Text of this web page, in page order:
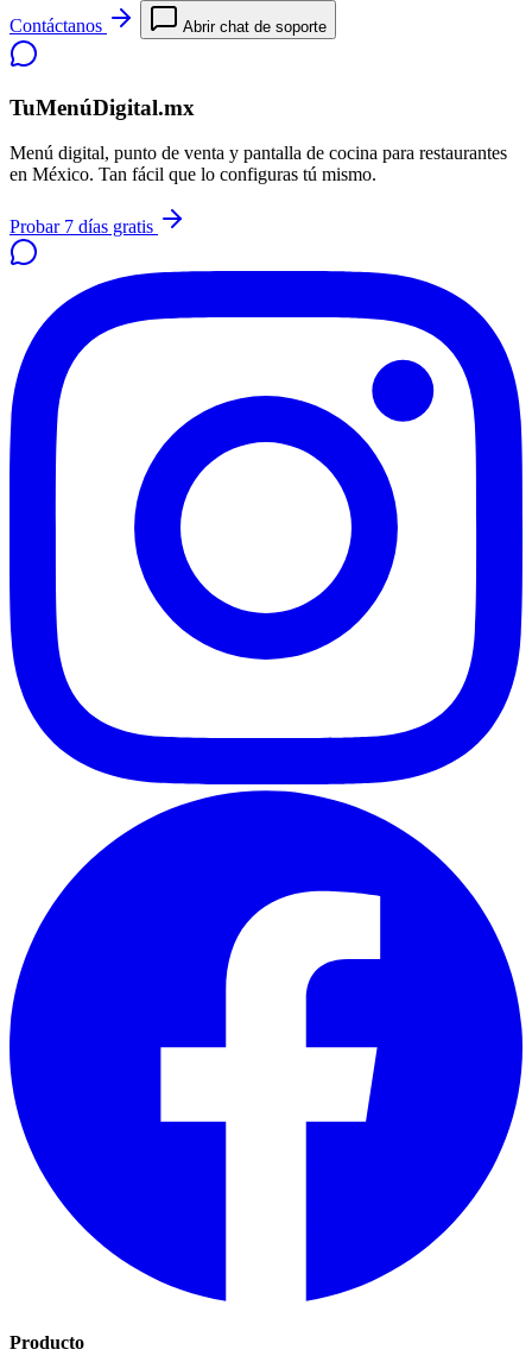
Contáctanos Abrir chat de soporte
TuMenúDigital.mx
Menú digital, punto de venta y pantalla de cocina para restaurantes
en México. Tan fácil que lo configuras tú mismo.
Probar 7 días gratis
Producto